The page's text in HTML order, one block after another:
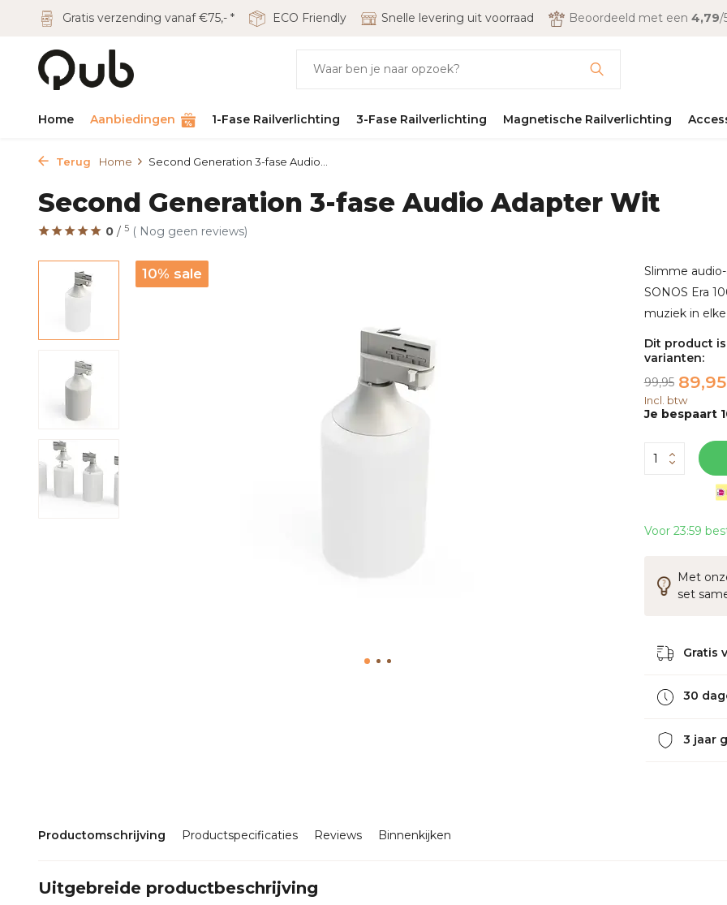
Gratis verzending vanaf €75,- * ECO Friendly Snelle levering uit voorraad Beoordeeld met een 4,79/
Home Aanbiedingen 1-Fase Railverlichting 3-Fase Railverlichting Magnetische Railverlichting
Terug Home Second Generation 3-fase Audio...
Second Generation 3-fase Audio Adapter Wit
0 / 5 ( Nog geen reviews)
10% sale
Slimme
SONOS Era
muziek in
Dit product
varianten:
99,95 89,95
Incl. btw
Je bespaart
Voor 23:59
Met
set
Gratis
30
3 jaar
Productomschrijving Productspecificaties Reviews Binnenkijken
Uitgebreide productbeschrijving